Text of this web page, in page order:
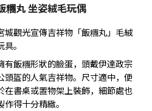
糰丸 坐姿絨毛玩偶
城觀光宣傳吉祥物「飯糰丸」毛絨
具。
有飯糰形狀的臉蛋，頭戴伊達政宗
頭盔的人氣吉祥物。尺寸適中，便
在書桌或置物架上裝飾，細節處也
作得十分精緻。